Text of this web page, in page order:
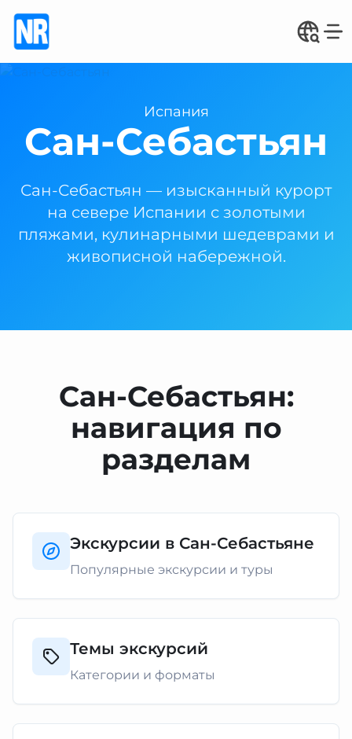
Испания
Сан-Себастьян
Сан-Себастьян — изысканный курорт
на севере Испании с золотыми
пляжами, кулинарными шедеврами и
живописной набережной.
Сан-Себастьян:
навигация по
разделам
Экскурсии в Сан-Себастьяне
Популярные экскурсии и туры
Темы экскурсий
Категории и форматы